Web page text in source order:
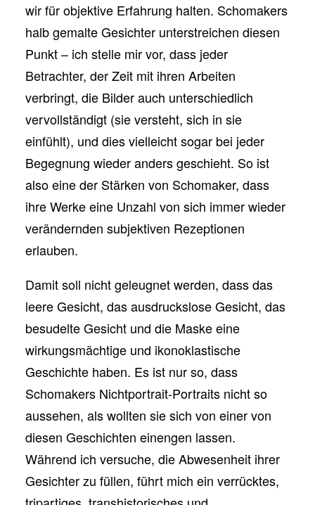
wir für objektive Erfahrung halten. Schomakers
halb gemalte Gesichter unterstreichen diesen
Punkt – ich stelle mir vor, dass jeder
Betrachter, der Zeit mit ihren Arbeiten
verbringt, die Bilder auch unterschiedlich
vervollständigt (sie versteht, sich in sie
einfühlt), und dies vielleicht sogar bei jeder
Begegnung wieder anders geschieht. So ist
also eine der Stärken von Schomaker, dass
ihre Werke eine Unzahl von sich immer wieder
verändernden subjektiven Rezeptionen
erlauben.
Damit soll nicht geleugnet werden, dass das
leere Gesicht, das ausdruckslose Gesicht, das
besudelte Gesicht und die Maske eine
wirkungsmächtige und ikonoklastische
Geschichte haben. Es ist nur so, dass
Schomakers Nichtportrait-Portraits nicht so
aussehen, als wollten sie sich von einer von
diesen Geschichten einengen lassen.
Während ich versuche, die Abwesenheit ihrer
Gesichter zu füllen, führt mich ein verrücktes,